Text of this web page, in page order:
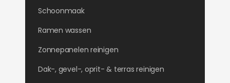
Schoonmaak
Ramen wassen
Zonnepanelen reinigen
Dak-, gevel-, oprit- & terras reinigen